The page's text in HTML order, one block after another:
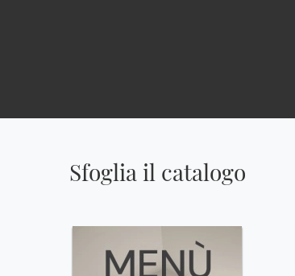
Sfoglia il catalogo